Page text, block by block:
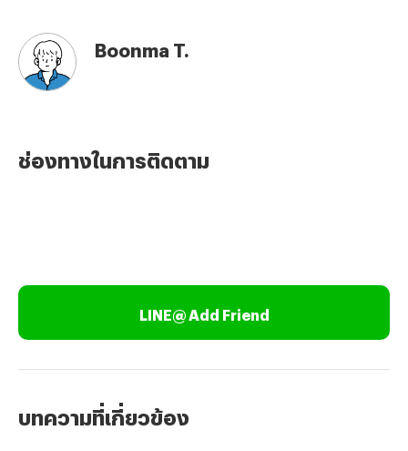
Boonma T.
ช่องทางในการติดตาม
LINE@ Add Friend
บทความที่เกี่ยวข้อง